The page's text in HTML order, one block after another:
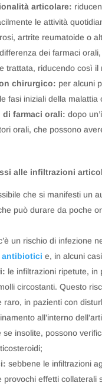
articolare:
le attività
artrite reumatoide o
dei farmaci
trattata, riducendo così
chirurgico: per alcuni
fasi iniziali della
farmaci orali: dopo
orali, che possono
alle infiltrazioni
che si manifesti un
può durare da poche
un rischio di infezione
antibiotici e, in alcuni
le infiltrazioni ripetute,
circostanti. Questo
raro, in pazienti con
all’interno
se insolite, possono
sebbene le infiltrazioni
provochi effetti collaterali